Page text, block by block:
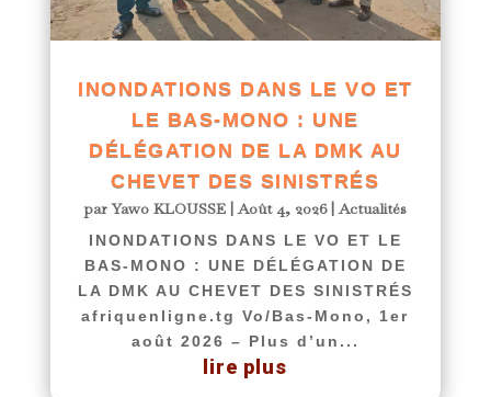
INONDATIONS DANS LE VO ET
LE BAS-MONO : UNE
DÉLÉGATION DE LA DMK AU
CHEVET DES SINISTRÉS
parYawo KLOUSSE |Août 4, 2026|Actualités
INONDATIONS DANS LE VO ET LE
BAS-MONO : UNE DÉLÉGATION DE
LA DMK AU CHEVET DES SINISTRÉS
afriquenligne.tg Vo/Bas-Mono, 1er
août 2026 – Plus d’un...
lire plus